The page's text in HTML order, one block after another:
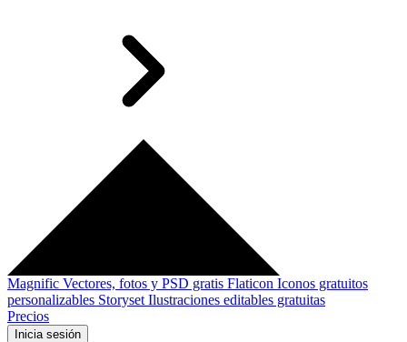
Magnific Vectores, fotos y PSD gratis Flaticon Iconos gratuitos
personalizables Storyset Ilustraciones editables gratuitas
Precios
Inicia sesión